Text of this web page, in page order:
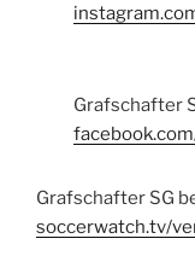
Grafschafter
Grafschafter SG
soccerwatch.tv/